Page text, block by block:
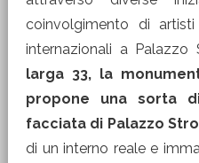
coinvolgimento di
internazionali a Palazzo
larga 33, la
propone una sorta
facciata di Palazzo
di un interno reale e